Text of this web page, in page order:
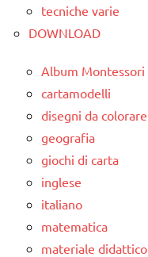
ARGOMENTI
PER ETA'
TUTTI GLI
ARTICOLI
Primavera
STAGIONI
TUTTI GLI
ARGOMENTI
TUTTI GLI
ARTICOLI
tecniche varie
DOWNLOAD
Album Montessori
cartamodelli
disegni da colorare
geografia
giochi di carta
inglese
italiano
matematica
materiale didattico